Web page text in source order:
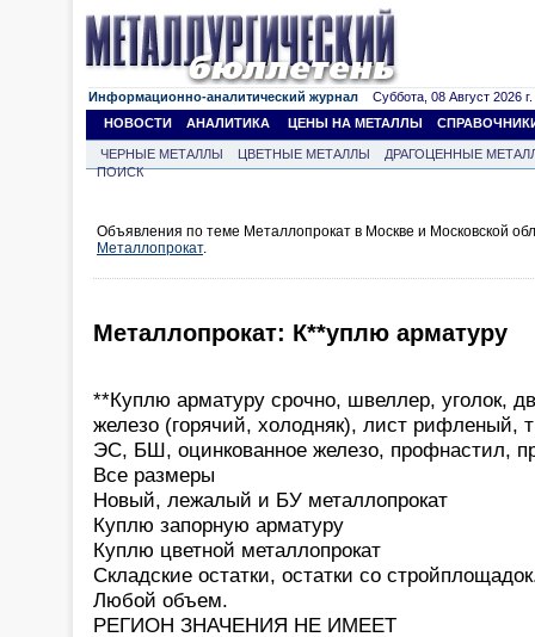
Информационно-аналитический журнал Суббота, 08 Август 2026 г.
НОВОСТИ
АНАЛИТИКА ЦЕНЫ НА МЕТАЛЛЫ
ЧЕРНЫЕ МЕТАЛЛЫ ЦВЕТНЫЕ МЕТАЛЛЫ
ДРАГОЦЕННЫЕ
ПОИСК
Объявления по теме Металлопрокат в Москве и Московской
Металлопрокат.
Металлопрокат: К**уплю арматуру
**Куплю арматуру срочно, швеллер, уголок,
железо (горячий, холодняк), лист рифленый,
ЭС, БШ, оцинкованное железо, профнастил,
Все размеры
Новый, лежалый и БУ металлопрокат
Куплю запорную арматуру
Куплю цветной металлопрокат
Складские остатки, остатки со
Любой объем.
РЕГИОН ЗНАЧЕНИЯ НЕ ИМЕЕТ